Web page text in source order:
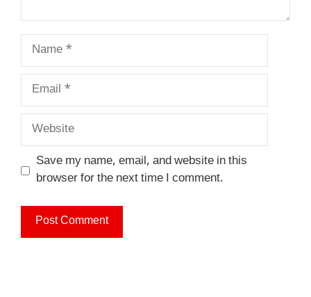
Name
Email
Website
Save my name, email, and website in this
browser for the next time I comment.